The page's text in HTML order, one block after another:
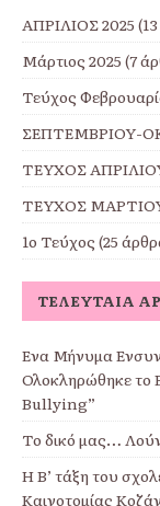
ΑΠΡΙΛΙΟΣ 2025
Μάρτιος 2025 (7
Τεύχος
ΣΕΠΤΕΜΒΡΙΟΥ-
ΤΕΥΧΟΣ
ΤΕΥΧΟΣ
1ο Τεύχος (25
ΤΕΛΕΥΤΑΊΑ
Ένα Μήνυμα
Ολοκληρώθηκε το
Bullying”
Το δικό μας…
Η Β’ τάξη του
Καινοτομίας